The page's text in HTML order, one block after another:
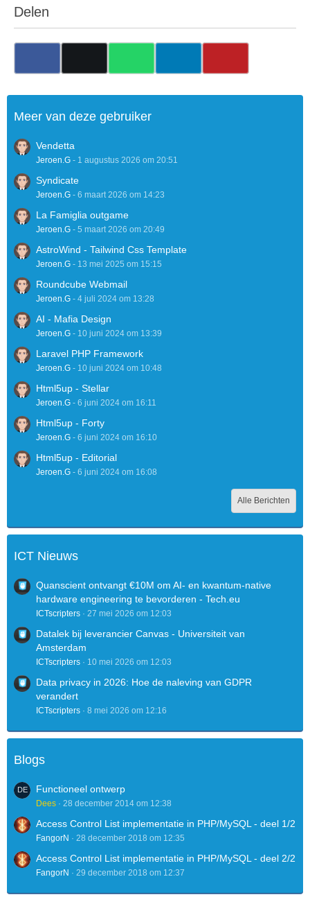
Delen
Meer van deze gebruiker
Vendetta
Jeroen.G - 1 augustus 2026 om 20:51
Syndicate
Jeroen.G - 6 maart 2026 om 14:23
La Famiglia outgame
Jeroen.G - 5 maart 2026 om 20:49
AstroWind - Tailwind Css Template
Jeroen.G - 13 mei 2025 om 15:15
Roundcube Webmail
Jeroen.G - 4 juli 2024 om 13:28
AI - Mafia Design
Jeroen.G - 10 juni 2024 om 13:39
Laravel PHP Framework
Jeroen.G - 10 juni 2024 om 10:48
Html5up - Stellar
Jeroen.G - 6 juni 2024 om 16:11
Html5up - Forty
Jeroen.G - 6 juni 2024 om 16:10
Html5up - Editorial
Jeroen.G - 6 juni 2024 om 16:08
Alle Berichten
ICT Nieuws
Quanscient ontvangt €10M om AI- en kwantum-native
hardware engineering te bevorderen - Tech.eu
ICTscripters 27 mei 2026 om 12:03
Datalek bij leverancier Canvas - Universiteit van
Amsterdam
ICTscripters 10 mei 2026 om 12:03
Data privacy in 2026: Hoe de naleving van GDPR
verandert
ICTscripters 8 mei 2026 om 12:16
Blogs
Functioneel ontwerp
Dees 28 december 2014 om 12:38
Access Control List implementatie in PHP/MySQL - deel 1/2
FangorN 28 december 2018 om 12:35
Access Control List implementatie in PHP/MySQL - deel 2/2
FangorN 29 december 2018 om 12:37